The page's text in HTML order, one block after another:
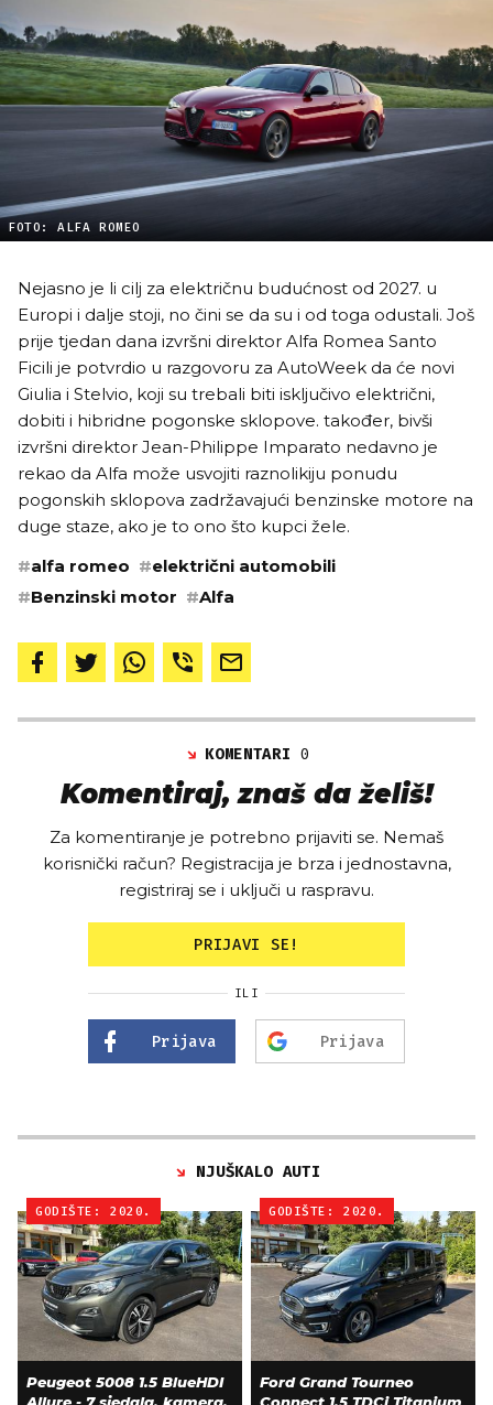
FOTO: ALFA ROMEO
Nejasno je li cilj za električnu budućnost od 2027. u
Europi i dalje stoji, no čini se da su i od toga odustali. Još
prije tjedan dana izvršni direktor Alfa Romea Santo
Ficili je potvrdio u razgovoru za AutoWeek da će novi
Giulia i Stelvio, koji su trebali biti isključivo električni,
dobiti i hibridne pogonske sklopove. također, bivši
izvršni direktor Jean-Philippe Imparato nedavno je
rekao da Alfa može usvojiti raznolikiju ponudu
pogonskih sklopova zadržavajući benzinske motore na
duge staze, ako je to ono što kupci žele.
#alfa romeo #električni automobili
#Benzinski motor #Alfa
KOMENTARI0
Komentiraj, znaš da želiš!
Za komentiranje je potrebno prijaviti se. Nemaš
korisnički račun? Registracija je brza i jednostavna,
registriraj se i uključi u raspravu.
PRIJAVI SE!
ILI
Prijava Prijava
NJUŠKALO AUTI
GODIŠTE: 2020.
Peugeot 5008 1.5 BlueHDI
GODIŠTE: 2020.
Ford Grand Tourneo